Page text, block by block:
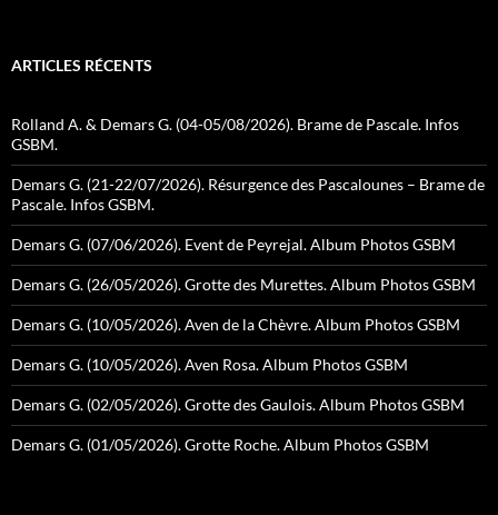
ARTICLES RÉCENTS
Rolland A. & Demars G. (04-05/08/2026). Brame de Pascale. Infos
GSBM.
Demars G. (21-22/07/2026). Résurgence des Pascalounes – Brame de
Pascale. Infos GSBM.
Demars G. (07/06/2026). Event de Peyrejal. Album Photos GSBM
Demars G. (26/05/2026). Grotte des Murettes. Album Photos GSBM
Demars G. (10/05/2026). Aven de la Chèvre. Album Photos GSBM
Demars G. (10/05/2026). Aven Rosa. Album Photos GSBM
Demars G. (02/05/2026). Grotte des Gaulois. Album Photos GSBM
Demars G. (01/05/2026). Grotte Roche. Album Photos GSBM